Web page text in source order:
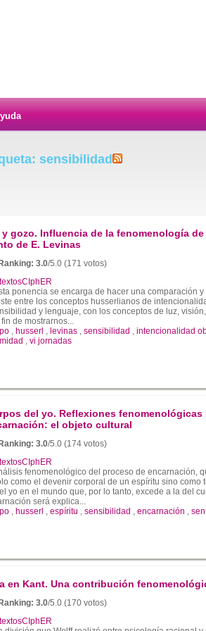
sensibilidad
gozo. Influencia de la fenomenología de
de E. Levinas
3.0/5.0 (171 votos)
textosCIphER
ponencia se encarga de hacer una comparación
entre los conceptos husserlianos de
y lenguaje, con los conceptos de luz,
de mostrarnos...
, husserl , levinas , sensibilidad , intencionalidad
, vi jornadas
del yo. Reflexiones fenomenológicas
el objeto cultural
3.0/5.0 (174 votos)
textosCIphER
fenomenológico del proceso de encarnación,
como el devenir corporal de un espíritu sino como
yo en el mundo que, por lo tanto, excede a la del
será explica...
, husserl , espíritu , sensibilidad , encarnación ,
en Kant. Una contribución
3.0/5.0 (170 votos)
textosCIphER